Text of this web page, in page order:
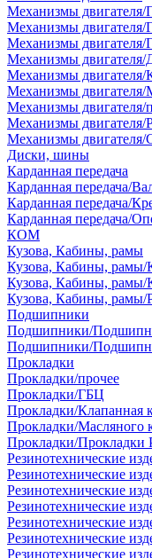
Механизмы двигателя/
Механизмы двигателя/
Механизмы
Механизмы двигателя/
Механизмы двигателя/
Механизмы двигателя/
Механизмы двигателя/
Механизмы двигателя/
Механизмы двигателя/
Диски, шины
Карданная передача
Карданная передача/
Карданная передача/
Карданная передача/
КОМ
Кузова, Кабины, рамы
Кузова, Кабины, рамы/
Кузова, Кабины, рамы/
Кузова, Кабины, рамы/
Подшипники
Подшипники/
Подшипники/
Прокладки
Прокладки/прочее
Прокладки/ГБЦ
Прокладки/Клапанная
Прокладки/Масляного
Прокладки/Прокладки
Резинотехнические
Резинотехнические
Резинотехнические
Резинотехнические
Резинотехнические
Резинотехнические
Резинотехнические